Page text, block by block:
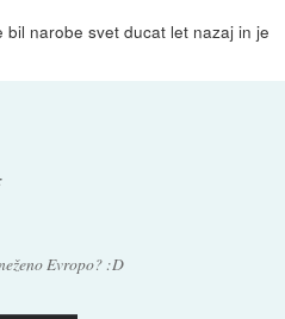
narobe svet ducat let nazaj in je
:
Evropo? :D